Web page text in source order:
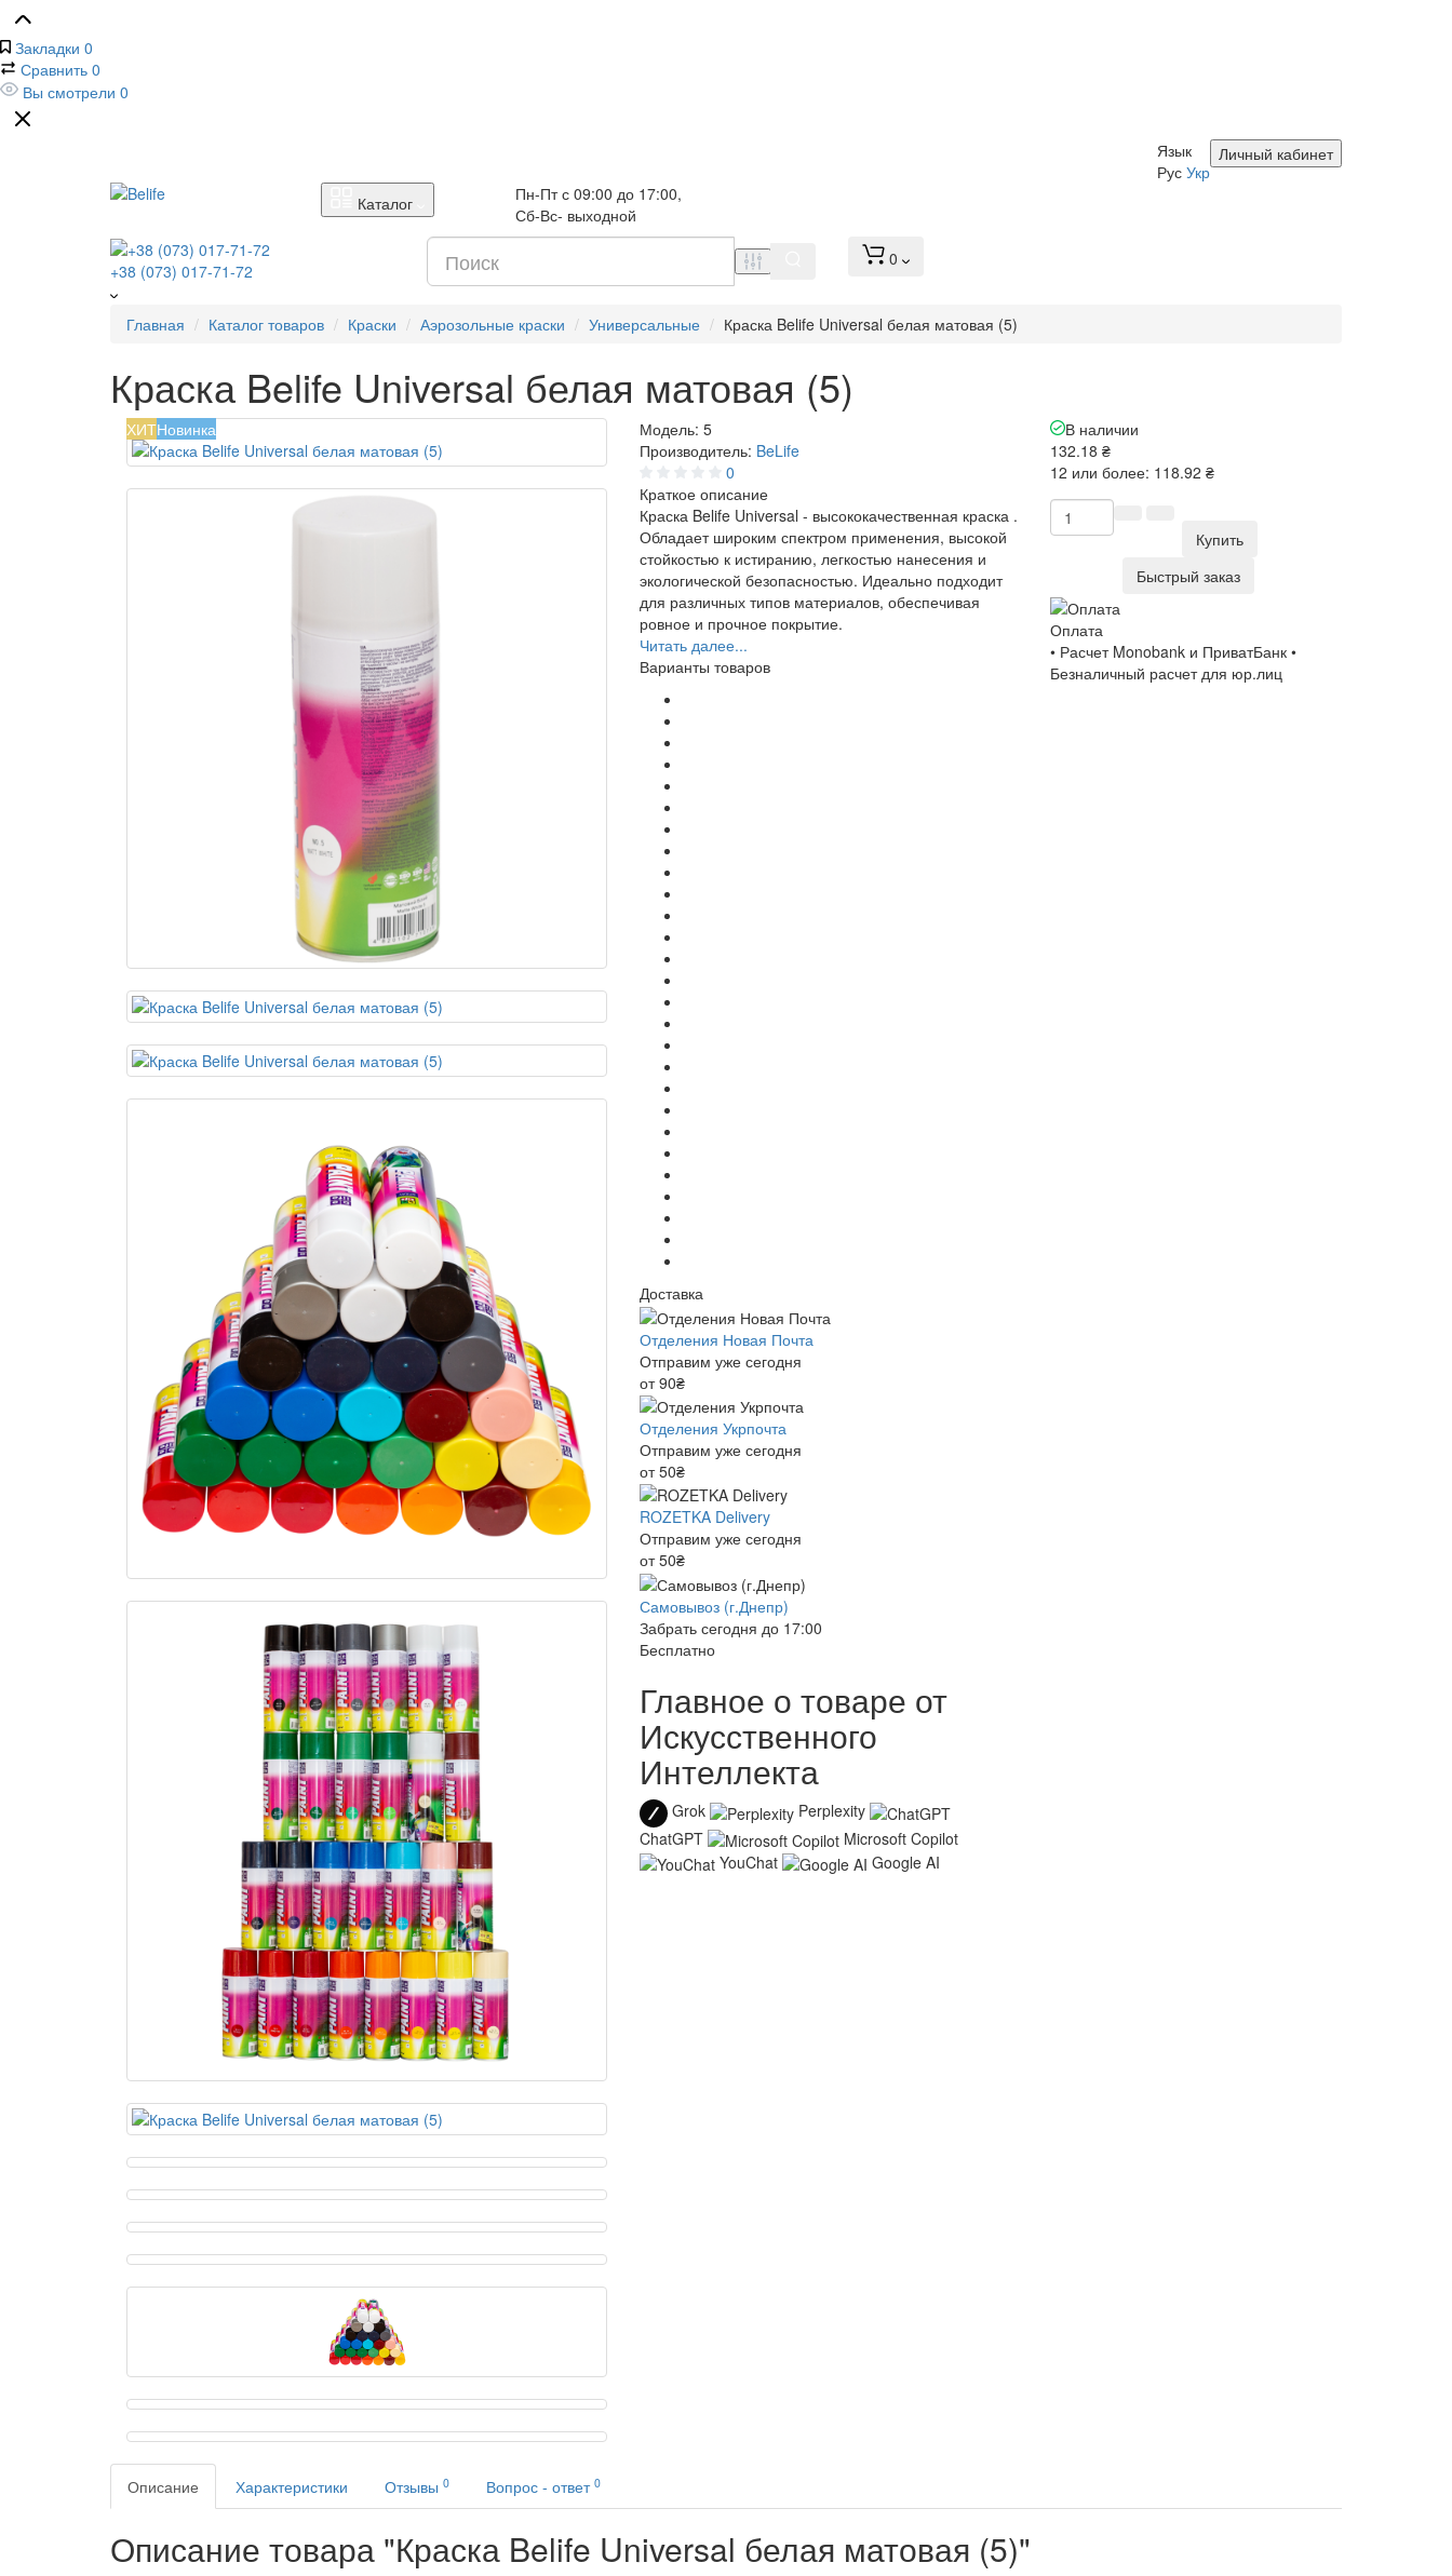
Закладки 0
Сравнить 0
Вы смотрели 0
Личный кабинет
Язык
Рус Укр
Каталог
Пн-Пт с 09:00 до 17:00,
Сб-Вс- выходной
+38 (073) 017-71-72
0
Главная Каталог товаров Краски Аэрозольные краски Универсальные Краска Belife Universal белая матовая (5)
Краска Belife Universal белая матовая (5)
ХИТНовинка Модель: 5
Производитель: BeLife
0
Краткое описание
Краска Belife Universal - высококачественная краска .
Обладает широким спектром применения, высокой
стойкостью к истиранию, легкостью нанесения и
экологической безопасностью. Идеально подходит
для различных типов материалов, обеспечивая
ровное и прочное покрытие.
Читать далее...
Варианты товаров
Доставка
Отделения Новая Почта
Отправим уже сегодня
от 90₴
Отделения Укрпочта
Отправим уже сегодня
от 50₴
ROZETKA Delivery
Отправим уже сегодня
от 50₴
Самовывоз (г.Днепр)
Забрать сегодня до 17:00
Бесплатно
Главное о товаре от
Искусственного
Интеллекта
Grok
Perplexity
ChatGPT
Microsoft Copilot
YouChat
Google AI
В наличии
132.18 ₴
12 или более: 118.92 ₴
Купить
Быстрый заказ
Оплата
• Расчет Monobank и ПриватБанк •
Безналичный расчет для юр.лиц
Описание Характеристики Отзывы 0 Вопрос - ответ 0
Описание товара "Краска Belife Universal белая матовая (5)"